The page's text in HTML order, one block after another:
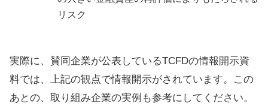
リスク
実際に、賛同企業が公表しているTCFDの情報開示資
料では、上記の観点で情報開示がされています。この
あとの、取り組み企業の実例も参考にしてください。